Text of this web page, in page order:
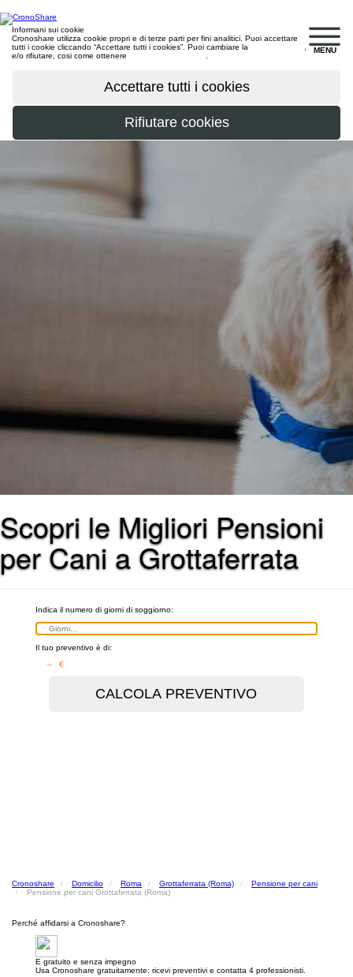
MENU
Informani sui cookie
Cronoshare utilizza cookie propri e di terze parti per fini analitici. Puoi accettare
tutti i cookie cliccando “Accettare tutti i cookies”. Puoi cambiare la
e/o rifiutare, cosi come ottenere
Scopri le Migliori Pensioni
per Cani a Grottaferrata
Indica il numero di giorni di soggiorno:
Il tuo preventivo è di:
– €
Cronoshare Domicilio Roma Grottaferrata (Roma)
Pensione per cani
Pensione per cani Grottaferrata (Roma)
Perché affidarsi a Cronoshare?
E gratuito e senza impegno
Usa Cronoshare gratuitamente: ricevi preventivi e contatta 4 professionisti.